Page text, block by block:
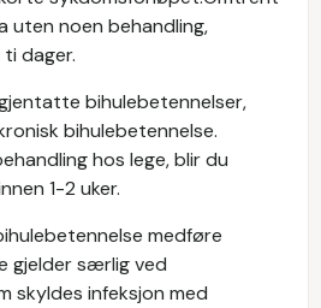
uten noen behandling,
dager.
bihulebetennelser,
bihulebetennelse.
hos lege, blir du
1-2 uker.
medføre
gjelder særlig ved
skyldes infeksjon med